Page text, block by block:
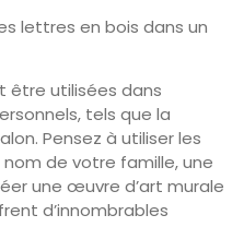
lettres en bois dans un
être utilisées dans
tels que la
Pensez à utiliser les
de votre famille, une
une œuvre d’art murale
d’innombrables